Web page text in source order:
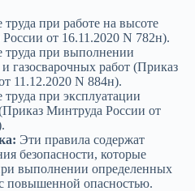
при работе на высоте
от 16.11.2020 N 782н).
труда при выполнении
газосварочных работ (Приказ
11.12.2020 N 884н).
при эксплуатации
Минтруда России от
Эти правила содержат
безопасности, которые
выполнении определенных
повышенной опасностью.